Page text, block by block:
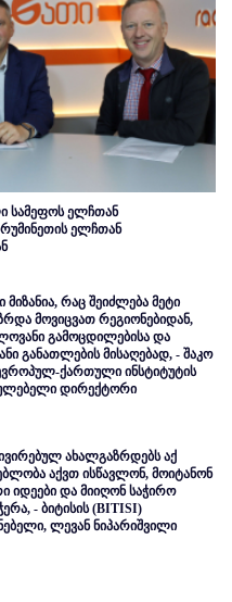
სამეფოს ელჩთან
ელჩთან
მიზანია, რაც შეიძლება მეტი
მოვიცვათ რეგიონებიდან,
გამოცდილებისა და
განათლების მისაღებად, - შაკო
ქართული ინსტიტუტის
დირექტორი
ახალგაზრდებს აქ
აქვთ ისწავლონ, მოიტანონ
იდეები და მიიღონ საჭირო
- ბიტისის (BITISI)
ლევან ნიპარიშვილი